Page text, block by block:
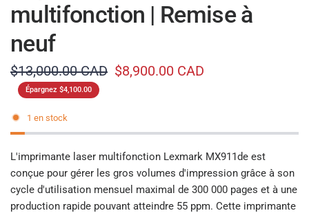
multifonction | Remise à
neuf
$13,000.00 CAD $8,900.00 CAD
Épargnez $4,100.00
1 en stock
L'imprimante laser multifonction Lexmark MX911de est
conçue pour gérer les gros volumes d'impression grâce à son
cycle d'utilisation mensuel maximal de 300 000 pages et à une
production rapide pouvant atteindre 55 ppm. Cette imprimante